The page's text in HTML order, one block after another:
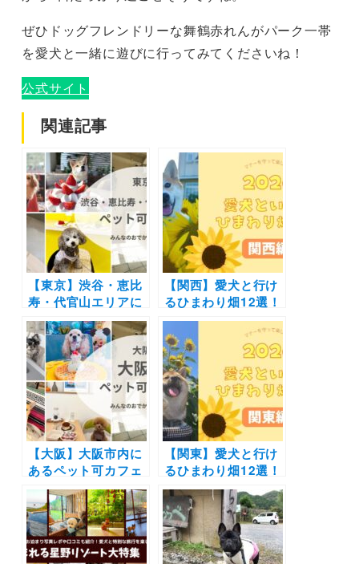
ぜひドッグフレンドリーな舞鶴赤れんがパーク一帯
を愛犬と一緒に遊びに行ってみてくださいね！
公式サイト
関連記事
【東京】渋谷・恵比
寿・代官山エリアに
あるペット可カフ
ェ・レストラン19
選！実際のおでかけ
レポ付き
【関西】愛犬と行け
るひまわり畑12選！
人気観光スポットや
ドッグラン併設の施
設を厳選（おでかけ
レポートあり）
【大阪】大阪市内に
あるペット可カフェ
16選（実際のレポ付
き）韓国風カフェや
NEW OPENの注目
スポットを集めまし
た
【関東】愛犬と行け
るひまわり畑12選！
ドッグラン併設や期
間限定イベント開催
予定の施設を厳選
（おでかけレポート
あり）